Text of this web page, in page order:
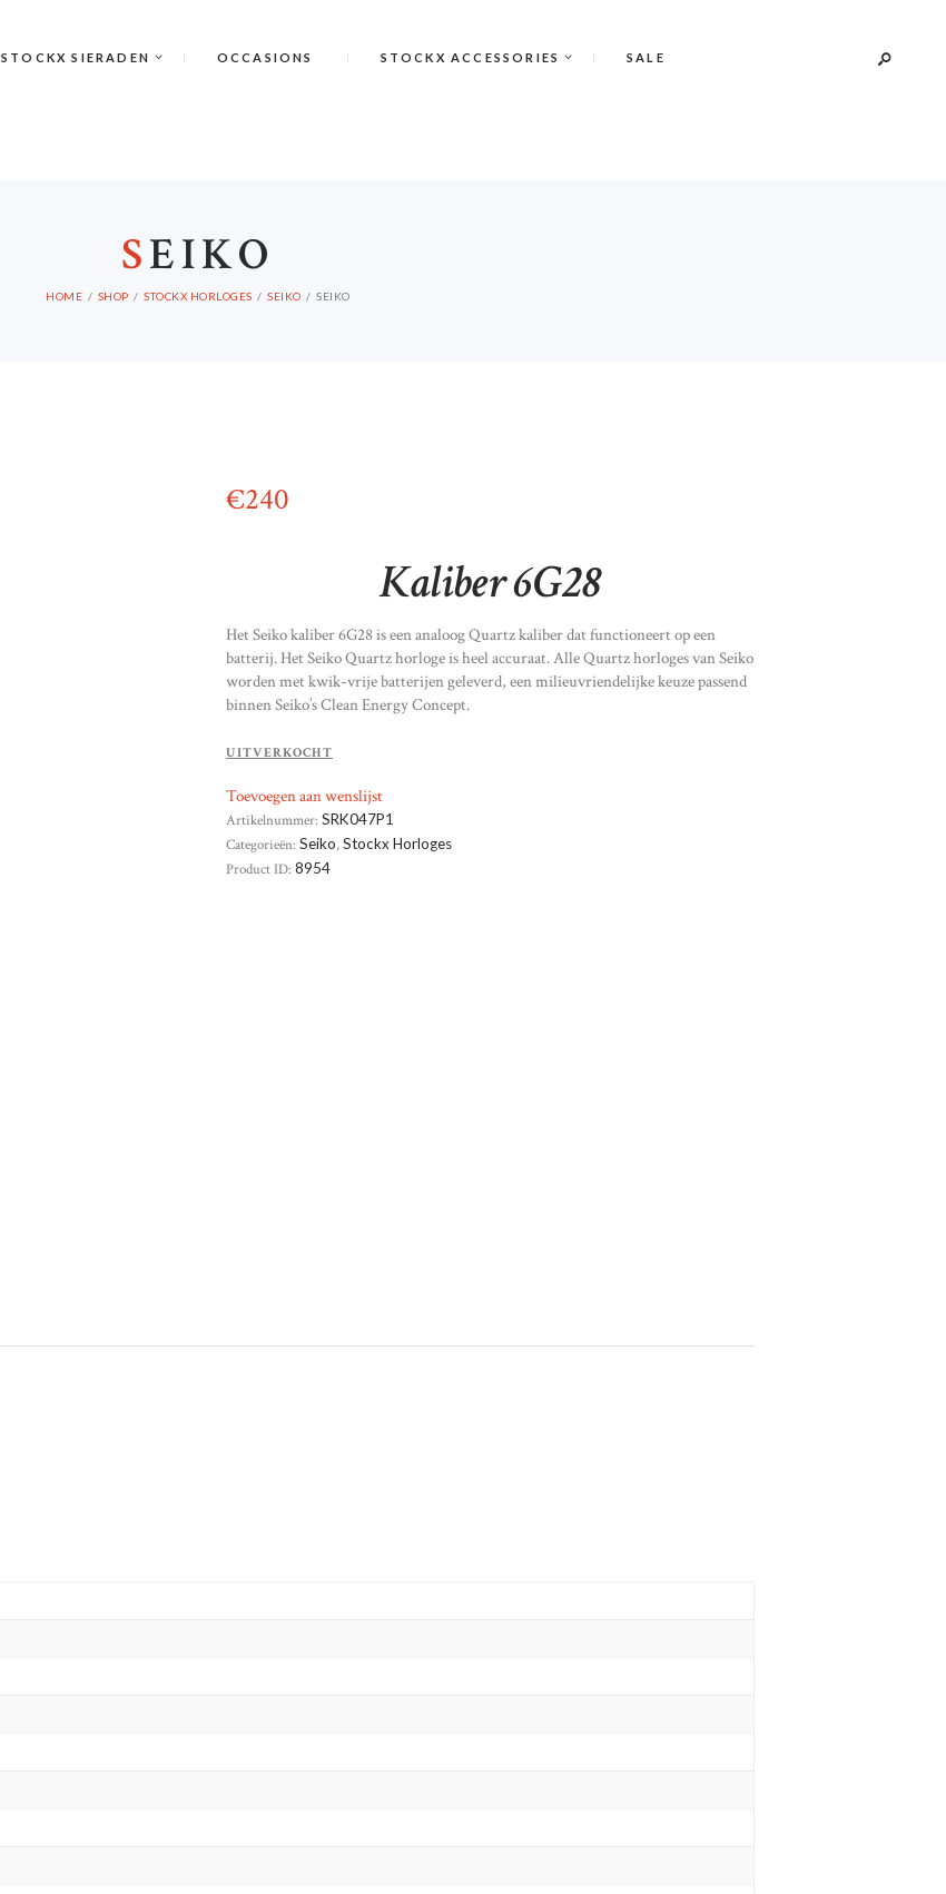
STOCKX SIERADEN OCCASIONS STOCKX ACCESSORIES SALE
SEIKO
HOME SHOP STOCKX HORLOGES SEIKO SEIKO
€240
Kaliber 6G28
Het Seiko kaliber 6G28 is een analoog Quartz kaliber dat functioneert op een
batterij. Het Seiko Quartz horloge is heel accuraat. Alle Quartz horloges van Seiko
worden met kwik-vrije batterijen geleverd, een milieuvriendelijke keuze passend
binnen Seiko’s Clean Energy Concept.
UITVERKOCHT
Toevoegen aan wenslijst
Artikelnummer: SRK047P1
Categorieën: Seiko,Stockx Horloges
Product ID: 8954